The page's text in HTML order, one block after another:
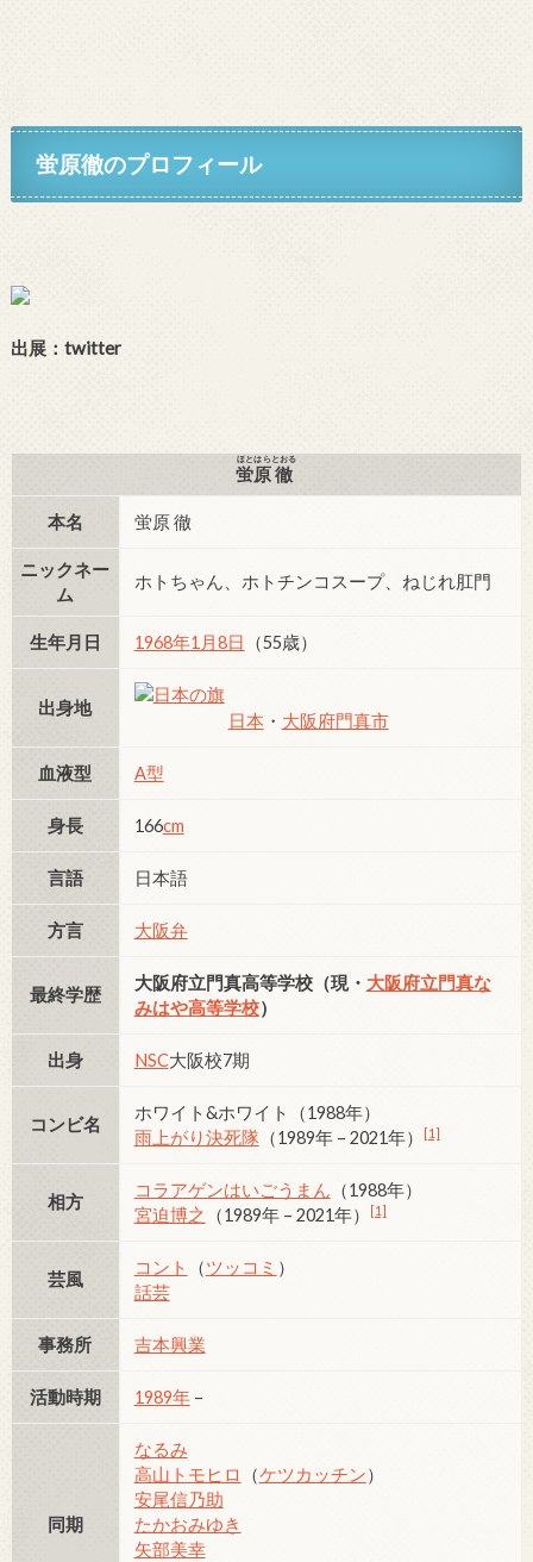
蛍原徹のプロフィール
出展：twitter
蛍原
ほとはら
徹
とおる
本名 蛍原 徹
ニックネー
ム
ホトちゃん、ホトチンコスープ、ねじれ肛門
生年月日 1968年1月8日 （55歳）
出身地
日本 ・ 大阪府門真市
血液型 A型
身長 166cm
言語 日本語
方言 大阪弁
最終学歴
大阪府立門真高等学校（現・ 大阪府立門真な
みはや高等学校）
出身 NSC大阪校7期
コンビ名
ホワイト&ホワイト（1988年）
雨上がり決死隊（1989年 – 2021年） [1]
相方
コラアゲンはいごうまん （1988年）
宮迫博之 （1989年 – 2021年） [1]
芸風
コント （ツッコミ ）
話芸
事務所 吉本興業
活動時期 1989年–
同期
なるみ
高山トモヒロ （ケツカッチン）
安尾信乃助
たかおみゆき
矢部美幸